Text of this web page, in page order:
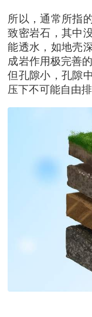
所以，通常所指
致密岩石，其中
能透水，如地壳
成岩作用极完善
但孔隙小，孔隙
压下不可能自由